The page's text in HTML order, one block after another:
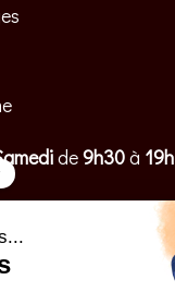
de9h30à 19h